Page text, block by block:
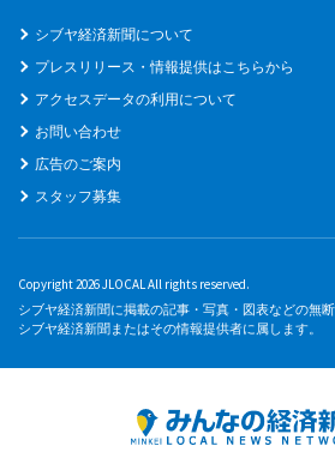
シブヤ経済新聞について
プレスリリース・情報提供はこちらから
アクセスデータの利用について
お問い合わせ
広告のご案内
スタッフ募集
Copyright 2026 JLOCAL All rights reserved.
シブヤ経済新聞に掲載の記事・写真・図表などの無
シブヤ経済新聞またはその情報提供者に属します。